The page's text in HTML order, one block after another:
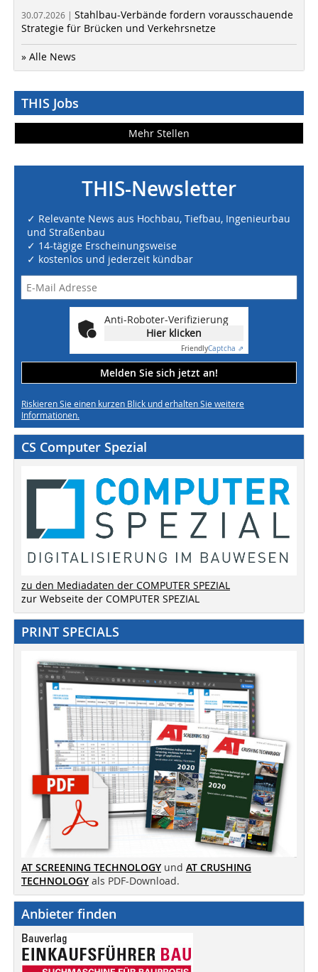
30.07.2026 | Stahlbau-Verbände fordern vorausschauende
Strategie für Brücken und Verkehrsnetze
» Alle News
THIS Jobs
Mehr Stellen
THIS-Newsletter
✓ Relevante News aus Hochbau, Tiefbau, Ingenieurbau
und Straßenbau
✓ 14-tägige Erscheinungsweise
✓ kostenlos und jederzeit kündbar
Anti-Roboter-Verifizierung
Hier klicken
FriendlyCaptcha ⇗
Melden Sie sich jetzt an!
Riskieren Sie einen kurzen Blick und erhalten Sie weitere
Informationen.
CS Computer Spezial
zu den Mediadaten der COMPUTER SPEZIAL
zur Webseite der COMPUTER SPEZIAL
PRINT SPECIALS
AT SCREENING TECHNOLOGY und AT CRUSHING
TECHNOLOGY als PDF-Download.
Anbieter finden